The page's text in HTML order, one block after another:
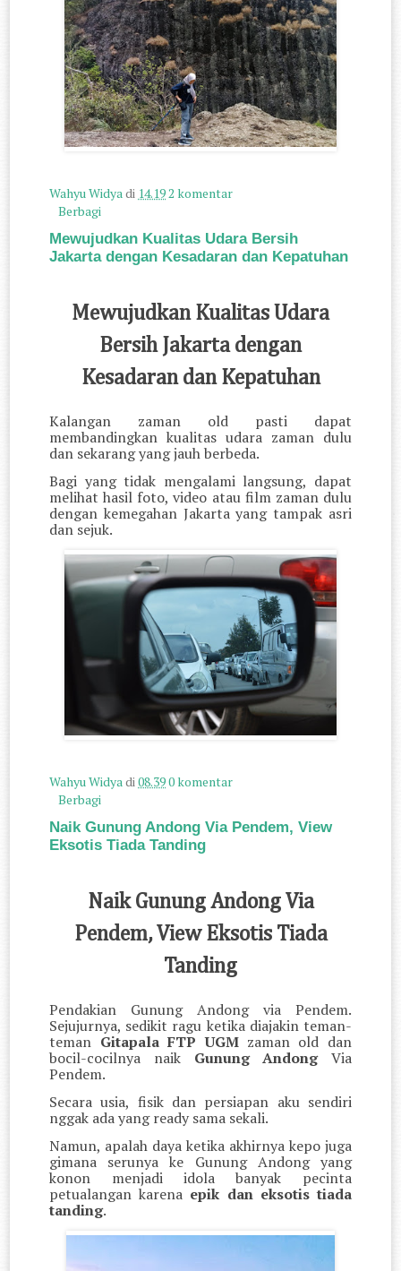
Wahyu Widyadi 14.192 komentar
Berbagi
Mewujudkan Kualitas Udara Bersih
Jakarta dengan Kesadaran dan Kepatuhan
Mewujudkan Kualitas Udara
Bersih Jakarta dengan
Kesadaran dan Kepatuhan
Kalangan zaman old pasti dapat
membandingkan kualitas udara zaman dulu
dan sekarang yang jauh berbeda.
Bagi yang tidak mengalami langsung, dapat
melihat hasil foto, video atau film zaman dulu
dengan kemegahan Jakarta yang tampak asri
dan sejuk.
Wahyu Widyadi08.390 komentar
Berbagi
Naik Gunung Andong Via Pendem, View
Eksotis Tiada Tanding
Naik Gunung Andong Via
Pendem, View Eksotis Tiada
Tanding
Pendakian Gunung Andong via Pendem.
Sejujurnya, sedikit ragu ketika diajakin teman-
teman Gitapala FTP UGMzaman old dan
bocil-cocilnya naik Gunung AndongVia
Pendem.
Secara usia, fisik dan persiapan aku sendiri
nggak ada yang ready sama sekali.
Namun, apalah daya ketika akhirnya kepo juga
gimana serunya ke Gunung Andong yang
konon menjadi idola banyak pecinta
petualangan karena epik dan eksotis tiada
tanding.